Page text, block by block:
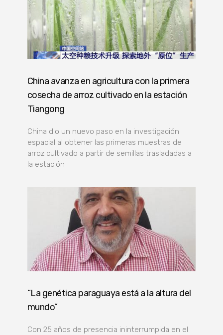
China avanza en agricultura con la primera
cosecha de arroz cultivado en la estación
Tiangong
China dio un nuevo paso en la investigación
espacial al obtener las primeras muestras de
arroz cultivado a partir de semillas trasladadas a
la estación
“La genética paraguaya está a la altura del
mundo”
Con 25 años de presencia ininterrumpida en el